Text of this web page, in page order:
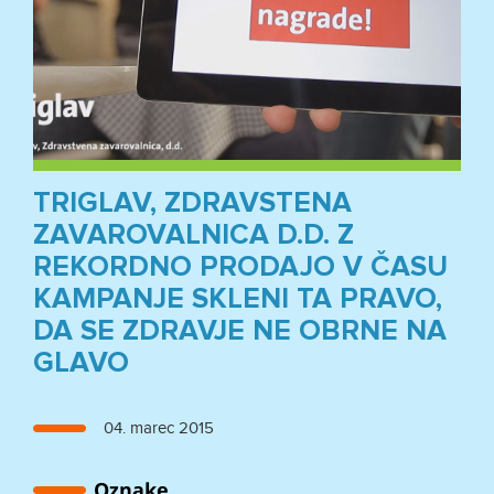
TRIGLAV, ZDRAVSTENA
ZAVAROVALNICA D.D. Z
REKORDNO PRODAJO V ČASU
KAMPANJE SKLENI TA PRAVO,
DA SE ZDRAVJE NE OBRNE NA
GLAVO
Objavljeno
04. marec 2015